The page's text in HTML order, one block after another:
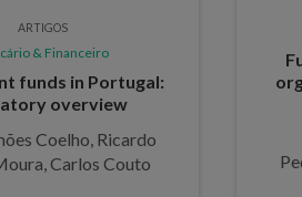
ARTIGOS
& Financeiro
funds in Portugal:
overview
Coelho, Ricardo
Carlos Couto